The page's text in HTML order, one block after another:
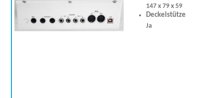
147 x 79 x 59
Deckelstütze
Ja